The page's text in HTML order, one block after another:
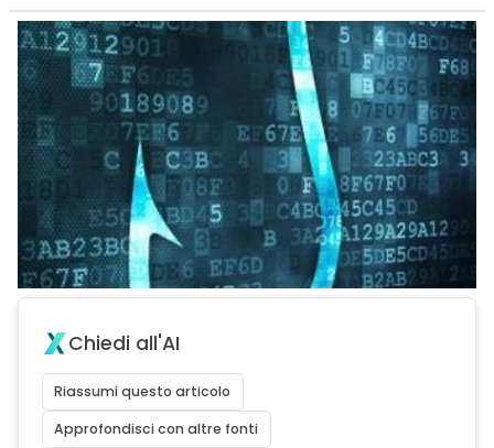
Chiedi all'AI
Riassumi questo articolo
Approfondisci con altre fonti